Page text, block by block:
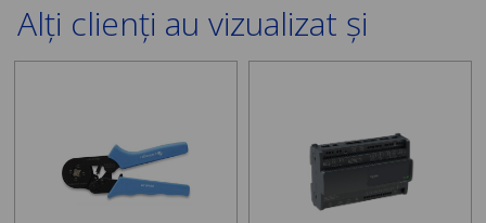
Alți clienți au vizualizat și